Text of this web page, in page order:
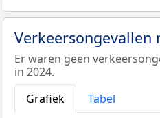
Verkeersongevallen
Er waren geen
in 2024.
Grafiek
Tabel